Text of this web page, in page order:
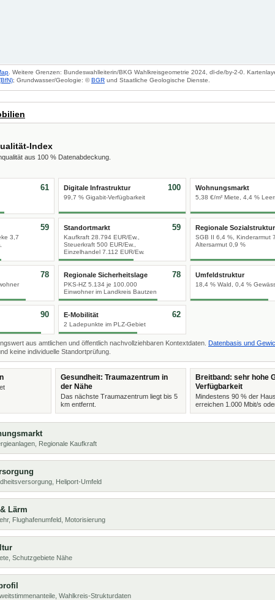
. Weitere Grenzen: Bundeswahlleiterin/BKG Wahlkreisgeometrie 2024, dl-de/by-2-0.
; Grundwasser/Geologie: ©BGR und Staatliche Geologische Dienste.
Index
aus 100 % Datenabdeckung.
61 Digitale Infrastruktur
99,7 % Gigabit-Verfügbarkeit
100 Wohnungsmarkt
5,38 €/m² Miete, 4,4 %
3,7
59 Standortmarkt
Kaufkraft 28.794 EUR/Ew.,
Steuerkraft 500 EUR/Ew.,
Einzelhandel 7.112 EUR/Ew.
59 Regionale Sozialstruktur
SGB II 6,4 %, Kinderarmut
Altersarmut 0,9 %
78 Regionale Sicherheitslage
PKS-HZ 5.134 je 100.000
Einwohner im Landkreis Bautzen
78 Umfeldstruktur
18,4 % Wald, 0,4 %
90 E-Mobilität
2 Ladepunkte im PLZ-Gebiet
62
aus amtlichen und öffentlich nachvollziehbaren Kontextdaten. Datenbasis und
keine individuelle Standortprüfung.
Gesundheit: Traumazentrum in
der Nähe
Das nächste Traumazentrum liegt bis 5
km entfernt.
Breitband: sehr hohe
Verfügbarkeit
Mindestens 90 % der
erreichen 1.000 Mbit/s
Regionale Kaufkraft
Heliport-Umfeld
Lärm
Flughafenumfeld, Motorisierung
Schutzgebiete Nähe
Wahlkreis-Strukturdaten